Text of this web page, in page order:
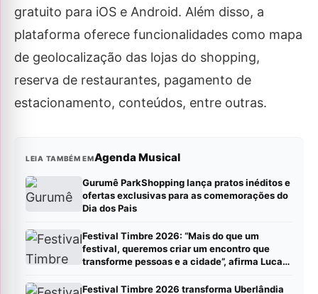
gratuito para iOS e Android. Além disso, a
plataforma oferece funcionalidades como mapa
de geolocalização das lojas do shopping,
reserva de restaurantes, pagamento de
estacionamento, conteúdos, entre outras.
LEIA TAMBÉM EMAgenda Musical
Gurumê ParkShopping lança pratos inéditos e
ofertas exclusivas para as comemorações do
Dia dos Pais
Festival Timbre 2026: “Mais do que um
festival, queremos criar um encontro que
transforme pessoas e a cidade”, afirma Lucas
Festival Timbre 2026 transforma Uberlândia